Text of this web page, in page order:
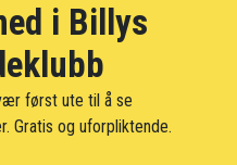
i Billys
først ute til å se
Gratis og uforpliktende.